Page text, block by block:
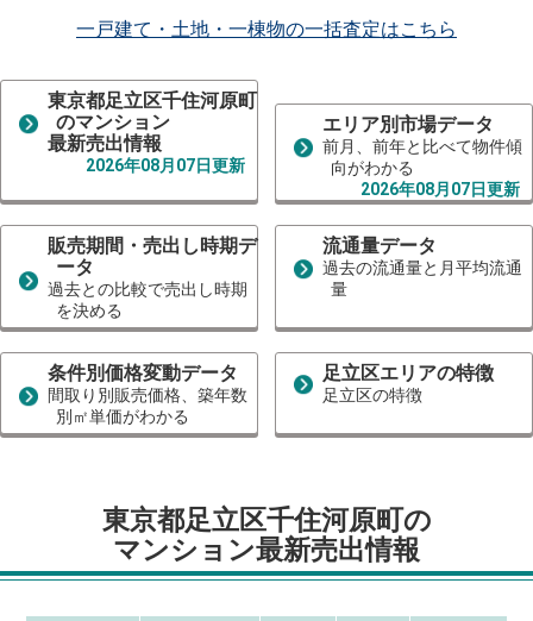
一戸建て・土地・一棟物の一括査定はこちら
東京都足立区千住河原町
のマンション
最新売出情報
2026年08月07日更新
エリア別市場データ
前月、前年と比べて物件傾
向がわかる
2026年08月07日更新
販売期間・売出し時期デ
ータ
過去との比較で売出し時期
を決める
流通量データ
過去の流通量と月平均流通
量
条件別価格変動データ
間取り別販売価格、築年数
別㎡単価がわかる
足立区エリアの特徴
足立区の特徴
東京都足立区千住河原町の
マンション最新売出情報